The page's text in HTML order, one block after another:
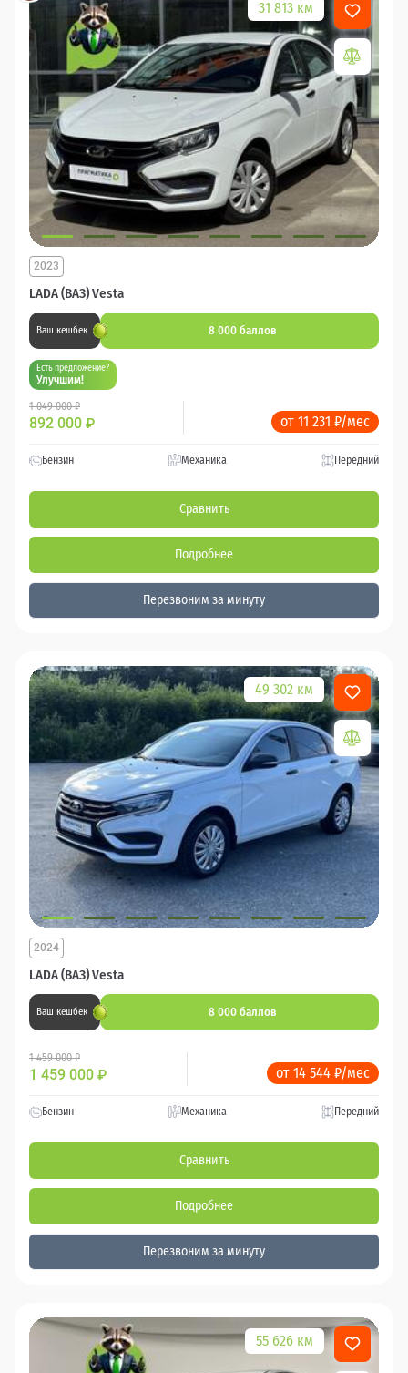
31 813 км
LADA (ВАЗ) Vesta
2023
Ваш кешбек 8 000 баллов
Есть предложение?
Улучшим!
1 049 000 ₽
892 000 ₽ от 11 231 ₽/мес
Бензин Механика Передний
Сравнить
Подробнее
Перезвоним за минуту
49 302 км
LADA (ВАЗ) Vesta
2024
Ваш кешбек 8 000 баллов
1 459 000 ₽
1 459 000 ₽ от 14 544 ₽/мес
Бензин Механика Передний
Сравнить
Подробнее
Перезвоним за минуту
55 626 км